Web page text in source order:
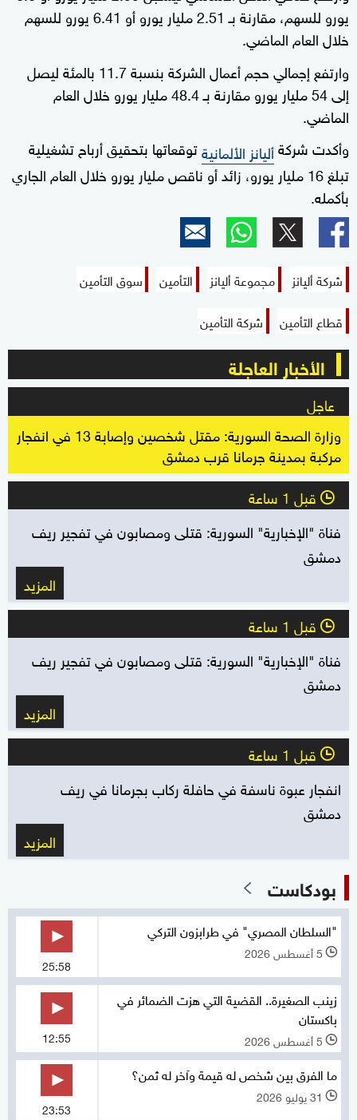
يورو للسهم، مقارنة بـ 2.51 مليار يورو أو 6.41 يورو للسهم
خلال العام الماضي.
وارتفع إجمالي حجم أعمال الشركة بنسبة 11.7 بالمئة ليصل
إلى 54 مليار يورو مقارنة بـ 48.4 مليار يورو خلال العام
الماضي.
وأكدت شركةأليانز الألمانيةتوقعاتها بتحقيق أرباح تشغيلية
تبلغ 16 مليار يورو، زائد أو ناقص مليار يورو خلال العام الجاري
بأكمله.
شركة أليانز مجموعة أليانز التأمين
سوق التأمين
قطاع التأمين
شركة التأمين
الأخبار العاجلة
عاجل
وزارة الصحة السورية: مقتل شخصين وإصابة 13 في انفجار
مركبة بمدينة جرمانا قرب دمشق
l قبل 1 ساعة
فناة "الإخبارية" السورية: قتلى ومصابون في تفجير ريف
دمشق
المزيد
l قبل 1 ساعة
فناة "الإخبارية" السورية: قتلى ومصابون في تفجير ريف
دمشق
المزيد
l قبل 1 ساعة
انفجار عبوة ناسفة في حافلة ركاب بجرمانا في ريف
دمشق
المزيد
بودكاست
"السلطان المصري" في طرابزون التركي
l 5 أغسطس 2026
25:58
زينب الصغيرة.. القضية التي هزت الضمائر في
باكستان
l 5 أغسطس 2026 12:55
ما الفرق بين شخص له قيمة وآخر له ثمن؟
l 31 يوليو 2026
23:53